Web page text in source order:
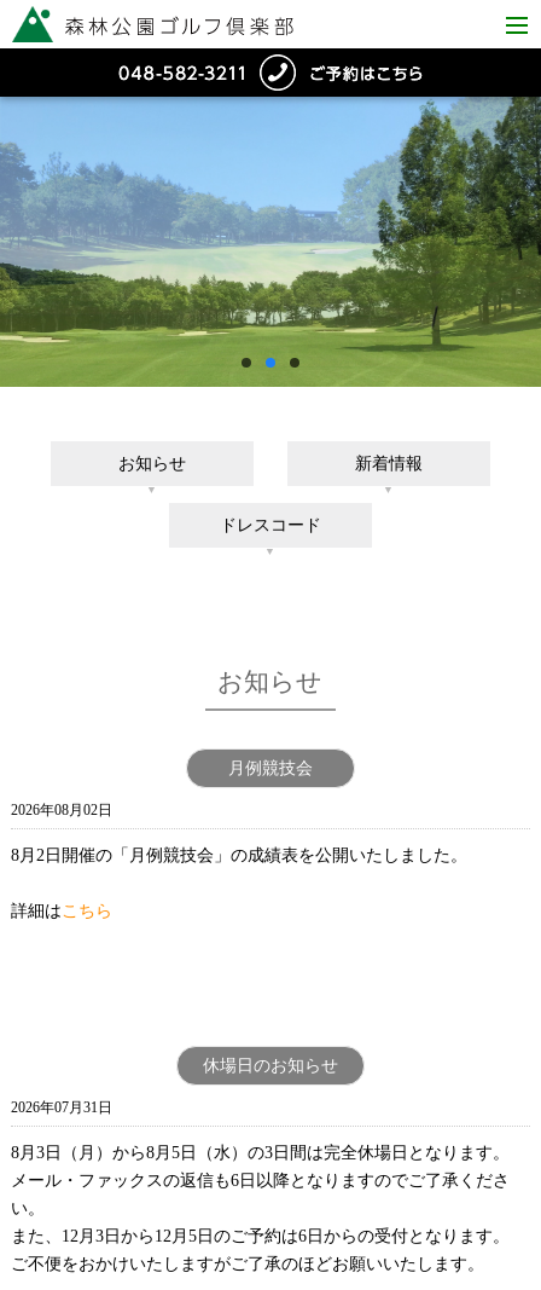
お知らせ 新着情報
ドレスコード
お知らせ
月例競技会
2026年08月02日
8月2日開催の「月例競技会」の成績表を公開いたしました。
詳細は こちら
休場日のお知らせ
2026年07月31日
8月3日（月）から8月5日（水）の3日間は完全休場日となります。
メール・ファックスの返信も6日以降となりますのでご了承くださ
い。
また、12月3日から12月5日のご予約は6日からの受付となります。
ご不便をおかけいたしますがご了承のほどお願いいたします。